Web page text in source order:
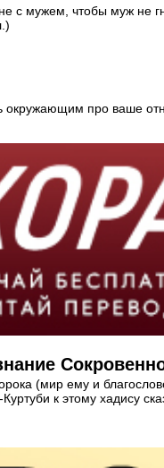
с мужем, чтобы муж не
про ваше
(мир ему и
к этому хадису